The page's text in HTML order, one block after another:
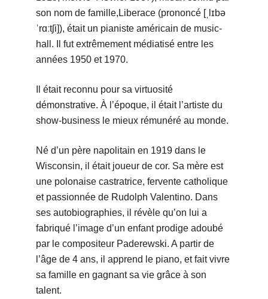
son nom de famille,Liberace (prononcé [ˌlɪbə
ˈrɑːtʃi]), était un pianiste américain de music-
hall. Il fut extrêmement médiatisé entre les
années 1950 et 1970.
Il était reconnu pour sa virtuosité
démonstrative. À l’époque, il était l’artiste du
show-business le mieux rémunéré au monde.
Né d’un père napolitain en 1919 dans le
Wisconsin, il était joueur de cor. Sa mère est
une polonaise castratrice, fervente catholique
et passionnée de Rudolph Valentino. Dans
ses autobiographies, il révèle qu’on lui a
fabriqué l’image d’un enfant prodige adoubé
par le compositeur Paderewski. A partir de
l’âge de 4 ans, il apprend le piano, et fait vivre
sa famille en gagnant sa vie grâce à son
talent.